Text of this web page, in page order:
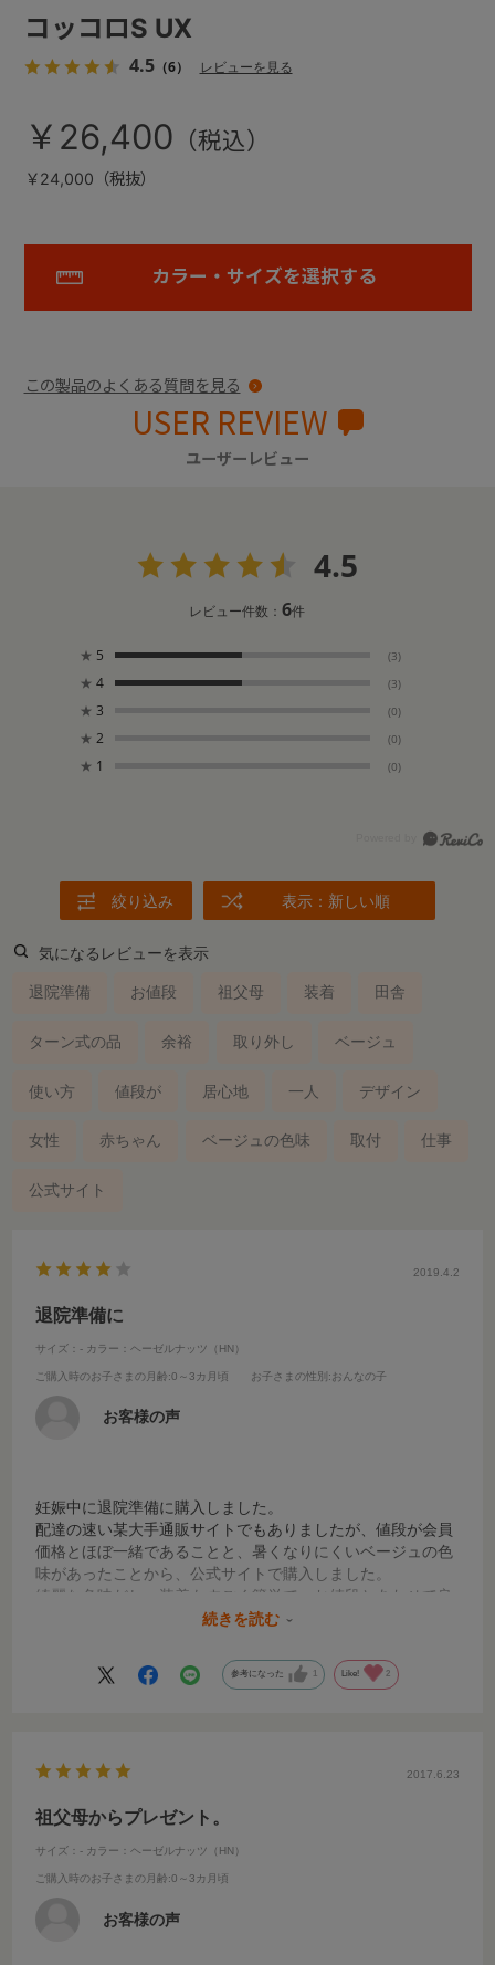
コッコロS UX
4.5（6） レビューを見る
￥26,400
￥24,000（税抜）
カラー・サイズを選択する
この製品のよくある質問を見る
USER REVIEW
ユーザーレビュー
4.5
レビュー件数：6件
★ 5 (3)
★ 4 (3)
★ 3 (0)
★ 2 (0)
★ 1 (0)
絞り込み 表示：新しい順
気になるレビューを表示
退院準備 お値段 祖父母 装着 田舎
ターン式の品 余裕 取り外し ベージュ
使い方 値段が 居心地 一人 デザイン
女性 赤ちゃん ベージュの色味 取付 仕事
公式サイト
2019.4.2
退院準備に
サイズ：- カラー：ヘーゼルナッツ（HN）
ご購入時のお子さまの月齢:0～3カ月頃 お子さまの性別 :おんなの子
お客様の声
妊娠中に退院準備に購入しました。
配達の速い某大手通販サイトでもありましたが、値段が会員
価格とほぼ一緒であることと、暑くなりにくいベージュの色
味があったことから、公式サイトで購入しました。
綺麗な色味だし、装着もすごく簡単で、お値段とあわせて良
な、と思いましたが、お値段を考えると満足しています。
続きを読む
参考になった 1 Like! 2
2017.6.23
祖父母からプレゼント。
サイズ：- カラー：ヘーゼルナッツ（HN）
ご購入時のお子さまの月齢:0～3カ月頃
お客様の声